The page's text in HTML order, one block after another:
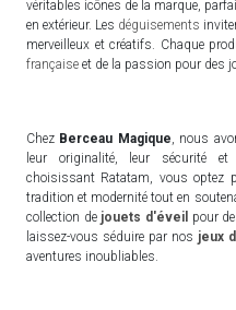
véritables icônes de la marque,
en extérieur. Les déguisements
merveilleux et créatifs. Chaque
française et de la passion pour des
Chez Berceau Magique , nous
leur originalité, leur sécurité
choisissant Ratatam, vous optez
tradition et modernité tout en
collection de jouets d'éveil pour
laissez-vous séduire par nos jeux
aventures inoubliables.